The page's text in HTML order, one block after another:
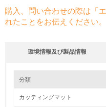
購入、問い合わせの際は「
れたことをお伝えください。
環境情報及び製品情報
1.環境取り組み体制
事業活動における電力使用量削減
分類
カッティングマット